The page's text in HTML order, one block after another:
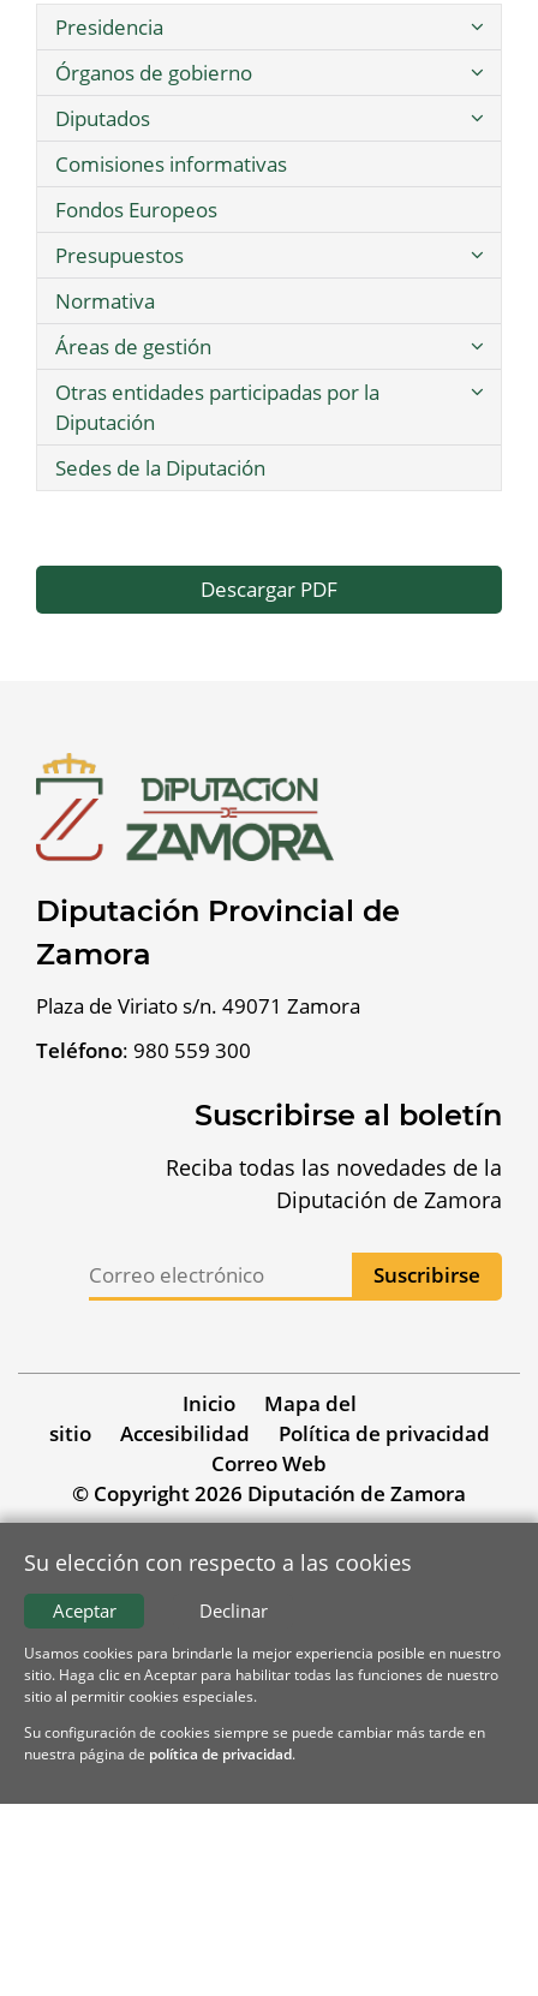
Presidencia
Órganos de gobierno
Diputados
Comisiones informativas
Fondos Europeos
Presupuestos
Normativa
Áreas de gestión
Otras entidades participadas por la
Diputación
Sedes de la Diputación
Descargar PDF
Diputación Provincial de
Zamora
Plaza de Viriato s/n. 49071 Zamora
Teléfono: 980 559 300
Suscribirse al boletín
Reciba todas las novedades de la
Diputación de Zamora
Inicio
Mapa del
sitio
Accesibilidad
Política de privacidad
Correo Web
© Copyright 2026 Diputación de Zamora
Su elección con respecto a las cookies
Declinar
Aceptar
Usamos cookies para brindarle la mejor experiencia posible en nuestro
sitio. Haga clic en Aceptar para habilitar todas las funciones de nuestro
sitio al permitir cookies especiales.
Su configuración de cookies siempre se puede cambiar más tarde en
nuestra página de política de privacidad.